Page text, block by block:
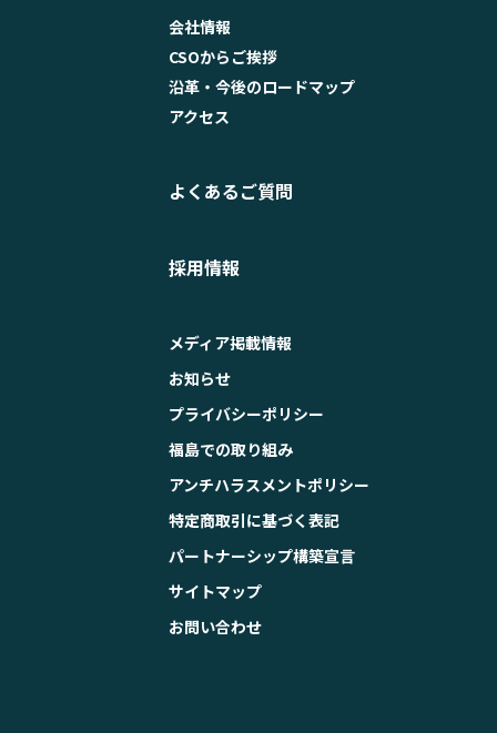
会社情報
CSOからご挨拶
沿革・今後のロードマップ
アクセス
よくあるご質問
採用情報
メディア掲載情報
お知らせ
プライバシーポリシー
福島での取り組み
アンチハラスメントポリシー
特定商取引に基づく表記
パートナーシップ構築宣言
サイトマップ
お問い合わせ